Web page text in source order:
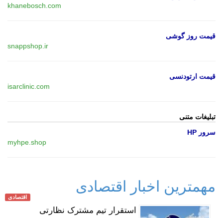
khanebosch.com
قیمت روز گوشی
snappshop.ir
قیمت ارتودنسی
isarclinic.com
تبلیغات متنی
سرور HP
myhpe.shop
مهمترین اخبار اقتصادی
اقتصادی
استقرار تیم مشترک نظارتی